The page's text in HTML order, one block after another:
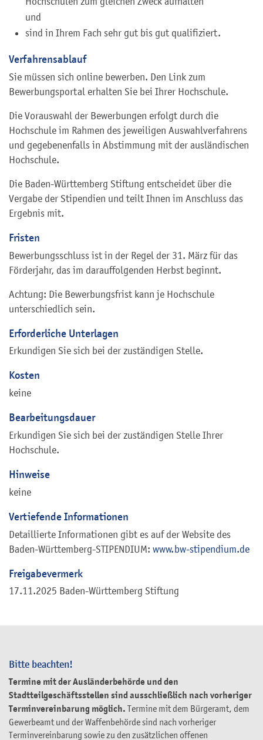
Bitte beachten!
Termine mit der Ausländerbehörde und den
Stadtteilgeschäftsstellen sind ausschließlich nach vorheriger
Terminvereinbarung möglich. Termine mit dem Bürgeramt, dem
Gewerbeamt und der Waffenbehörde sind nach vorheriger
Terminvereinbarung sowie zu den zusätzlichen offenen
und
sind in Ihrem Fach sehr gut bis gut qualifiziert.
Verfahrensablauf
Sie müssen sich online bewerben. Den Link zum
Bewerbungsportal erhalten Sie bei Ihrer Hochschule.
Die Vorauswahl der Bewerbungen erfolgt durch die
Hochschule im Rahmen des jeweiligen Auswahlverfahrens
und gegebenenfalls in Abstimmung mit der ausländischen
Hochschule.
Die Baden-Württemberg Stiftung entscheidet über die
Vergabe der Stipendien und teilt Ihnen im Anschluss das
Ergebnis mit.
Fristen
Bewerbungsschluss ist in der Regel der 31. März für das
Förderjahr, das im darauffolgenden Herbst beginnt.
Achtung: Die Bewerbungsfrist kann je Hochschule
unterschiedlich sein.
Erforderliche Unterlagen
Erkundigen Sie sich bei der zuständigen Stelle.
Kosten
keine
Bearbeitungsdauer
Erkundigen Sie sich bei der zuständigen Stelle Ihrer
Hochschule.
Hinweise
keine
Vertiefende Informationen
Detaillierte Informationen gibt es auf der Website des
Baden-Württemberg-STIPENDIUM: www.bw-stipendium.de
Freigabevermerk
17.11.2025 Baden-Württemberg Stiftung